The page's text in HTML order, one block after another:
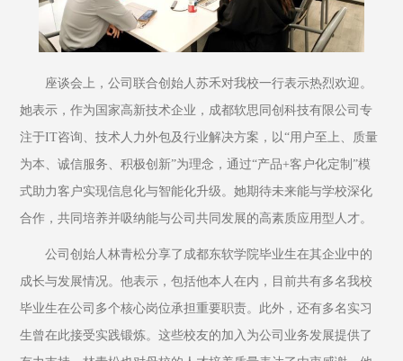
座谈会上，公司联合创始人苏禾对我校一行表示热烈欢迎。
她表示，作为国家高新技术企业，成都软思同创科技有限公司专
注于IT咨询、技术人力外包及行业解决方案，以“用户至上、质量
为本、诚信服务、积极创新”为理念，通过“产品+客户化定制”模
式助力客户实现信息化与智能化升级。她期待未来能与学校深化
合作，共同培养并吸纳能与公司共同发展的高素质应用型人才。
公司创始人林青松分享了成都东软学院毕业生在其企业中的
成长与发展情况。他表示，包括他本人在内，目前共有多名我校
毕业生在公司多个核心岗位承担重要职责。此外，还有多名实习
生曾在此接受实践锻炼。这些校友的加入为公司业务发展提供了